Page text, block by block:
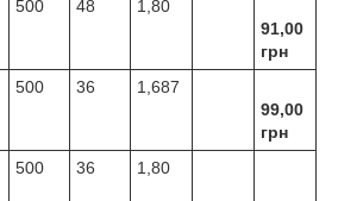
500 48
1,80
91,00
грн
500 36
1,687
99,00
грн
500 36 1,80